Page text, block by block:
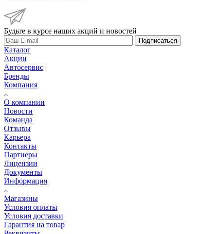
Будьте в курсе наших акций и новостей
Подписаться
Каталог
Акции
Автосервис
Бренды
Компания
О компании
Новости
Команда
Отзывы
Карьера
Контакты
Партнеры
Лицензии
Документы
Информация
Магазины
Условия оплаты
Условия доставки
Гарантия на товар